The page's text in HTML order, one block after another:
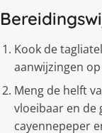
Kook de
aanwijzingen
Meng de helft
vloeibaar en de
cayennepeper